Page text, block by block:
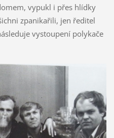
vypukl i přes hlídky
zpanikařili, jen ředitel
vystoupení polykače